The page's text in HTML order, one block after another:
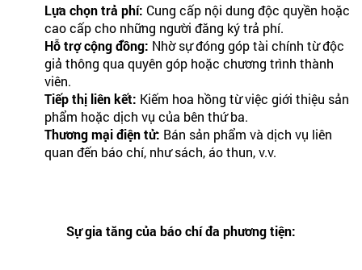
Lựa chọn trả phí: Cung cấp nội dung độc quyền hoặc
cao cấp cho những người đăng ký trả phí.
Hỗ trợ cộng đồng: Nhờ sự đóng góp tài chính từ độc
giả thông qua quyên góp hoặc chương trình thành
viên.
Tiếp thị liên kết: Kiếm hoa hồng từ việc giới thiệu sản
phẩm hoặc dịch vụ của bên thứ ba.
Thương mại điện tử: Bán sản phẩm và dịch vụ liên
quan đến báo chí, như sách, áo thun, v.v.
Sự gia tăng của báo chí đa phương tiện: